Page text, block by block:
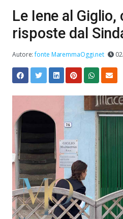
Le Iene al Giglio,
risposte dal
Autore:fonte MaremmaOggi.net